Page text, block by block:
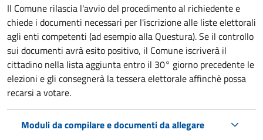
Il Comune rilascia l'avvio del procedimento al richiedente e
chiede i documenti necessari per l'iscrizione alle liste elettorali
agli enti competenti (ad esempio alla Questura). Se il controllo
sui documenti avrà esito positivo, il Comune iscriverà il
cittadino nella lista aggiunta entro il 30° giorno precedente le
elezioni e gli consegnerà la tessera elettorale affinchè possa
recarsi a votare.
Moduli da compilare e documenti da allegare